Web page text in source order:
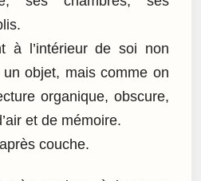
à l’intérieur de soi non
objet, mais comme on
organique, obscure,
et de mémoire.
couche.